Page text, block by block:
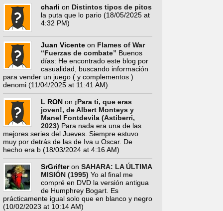
charli on Distintos tipos de pitos
la puta que lo pario (18/05/2025 at
4:32 PM)
Juan Vicente on Flames of War
“Fuerzas de combate” Buenos
días: He encontrado este blog por
casualidad, buscando información
para vender un juego ( y complementos )
denomi (11/04/2025 at 11:41 AM)
L RON on ¡Para ti, que eras
joven!, de Albert Monteys y
Manel Fontdevila (Astiberri,
2023) Para nada era una de las
mejores series del Jueves. Siempre estuvo
muy por detrás de las de Iva u Oscar. De
hecho era b (18/03/2024 at 4:16 AM)
SrGrifteron SAHARA: LA ÚLTIMA
MISIÓN (1995) Yo al final me
compré en DVD la versión antigua
de Humphrey Bogart. Es
prácticamente igual solo que en blanco y negro
(10/02/2023 at 10:14 AM)